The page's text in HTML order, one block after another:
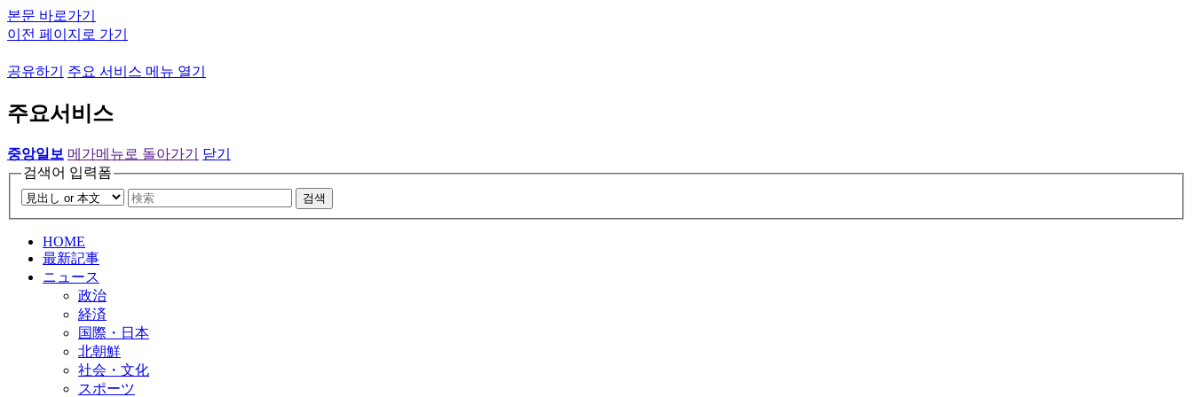
본문 바로가기
이전 페이지로 가기
공유하기 주요 서비스 메뉴 열기
주요서비스
중앙일보 메가메뉴로 돌아가기
닫기
검색어 입력폼
검색
HOME
最新記事
ニュース
政治
経済
国際・日本
北朝鮮
社会・文化
スポーツ